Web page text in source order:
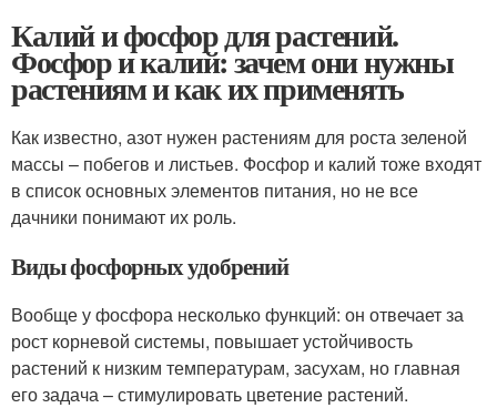
Калий и фосфор для растений.
Фосфор и калий: зачем они нужны
растениям и как их применять
Как известно, азот нужен растениям для роста зеленой
массы – побегов и листьев. Фосфор и калий тоже входят
в список основных элементов питания, но не все
дачники понимают их роль.
Виды фосфорных удобрений
Вообще у фосфора несколько функций: он отвечает за
рост корневой системы, повышает устойчивость
растений к низким температурам, засухам, но главная
его задача – стимулировать цветение растений.